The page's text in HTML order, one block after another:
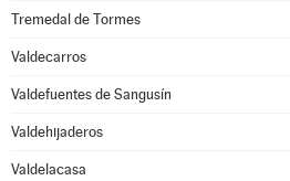
Tremedal de Tormes
Valdecarros
Valdefuentes de Sangusín
Valdehijaderos
Valdelacasa